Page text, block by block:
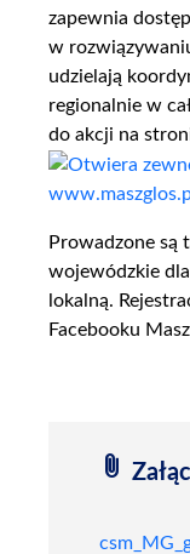
zapewnia
w
udzielają
regionalnie w
do akcji na
Prowadzone są
wojewódzkie
lokalną.
Facebooku
attach_file